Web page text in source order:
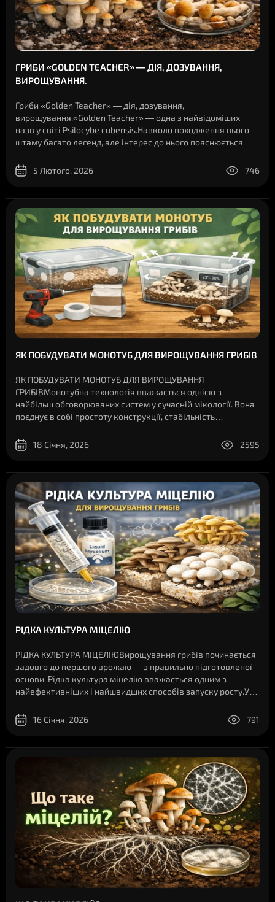
ГРИБИ «GOLDEN TEACHER» — ДІЯ, ДОЗУВАННЯ,
ВИРОЩУВАННЯ.
Гриби «Golden Teacher» — дія, дозування,
вирощування.«Golden Teacher» — одна з найвідоміших
назв у світі Psilocybe cubensis.Навколо походження цього
штаму багато легенд, але інтерес до нього пояснюється
морфологічними ознаками і часто згадуєть..
5 Лютого, 2026 746
ЯК ПОБУДУВАТИ МОНОТУБ ДЛЯ ВИРОЩУВАННЯ ГРИБІВ
ЯК ПОБУДУВАТИ МОНОТУБ ДЛЯ ВИРОЩУВАННЯ
ГРИБІВМонотубна технологія вважається однією з
найбільш обговорюваних систем у сучасній мікології. Вона
поєднує в собі простоту конструкції, стабільність
науково-популярному середовищі монотуб часто ..
18 Січня, 2026 2595
РІДКА КУЛЬТУРА МІЦЕЛІЮ
РІДКА КУЛЬТУРА МІЦЕЛІЮВирощування грибів починається
задовго до першого врожаю — з правильно підготовленої
основи. Рідка культура міцелію вважається одним з
найефективніших і найшвидших способів запуску росту.У
розповідається, що таке рідка культура, на..
16 Січня, 2026 791